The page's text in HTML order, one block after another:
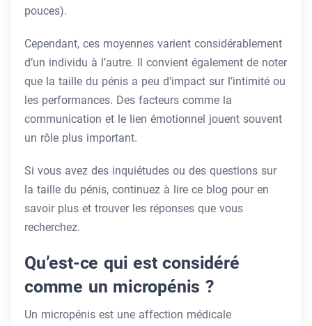
pouces).
Cependant, ces moyennes varient considérablement
d’un individu à l’autre. Il convient également de noter
que la taille du pénis a peu d’impact sur l’intimité ou
les performances. Des facteurs comme la
communication et le lien émotionnel jouent souvent
un rôle plus important.
Si vous avez des inquiétudes ou des questions sur
la taille du pénis, continuez à lire ce blog pour en
savoir plus et trouver les réponses que vous
recherchez.
Qu’est-ce qui est considéré
comme un micropénis ?
Un micropénis est une affection médicale